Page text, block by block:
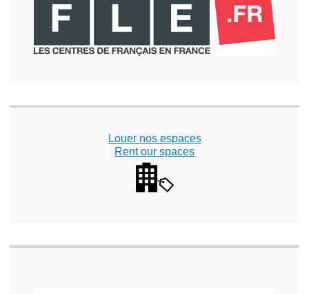
Louer nos espaces
Rent our spaces